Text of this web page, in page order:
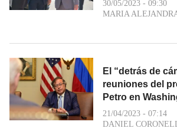
30/05/2023 - 09:30
MARIA
El “detrás de
reuniones del
Petro en
21/04/2023 - 07:14
DANIEL